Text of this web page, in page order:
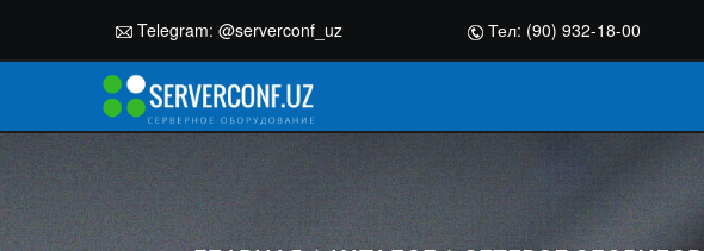
Telegram: @serverconf_uz Тел: (90) 932-18-00